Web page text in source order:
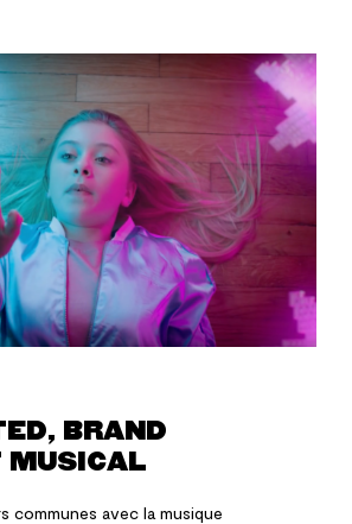
BRAND
MUSICAL
communes avec la musique